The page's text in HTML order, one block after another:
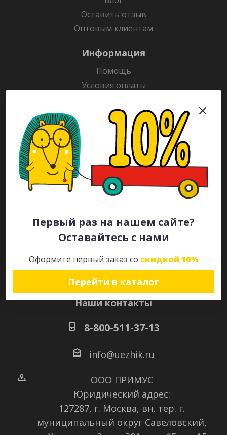
Первый раз на нашем сайте?
Оставайтесь с нами
Оформите первый заказ со скидкой 10%
Перейти в каталог
Оставить отзыв
Оптовым клиентам
Информация
Помощь
Условия оплаты
Гарантия на товар
Раскраски
Рекламодателям
Каталог
Будьте всегда в курсе!
Наши контакты
8-800-511-37-13
info@uezhik.ru
ООО ПРИМУС
Юридический адрес:
127287, г. Москва, вн. тер. г.
муниципальный округ Савеловский,